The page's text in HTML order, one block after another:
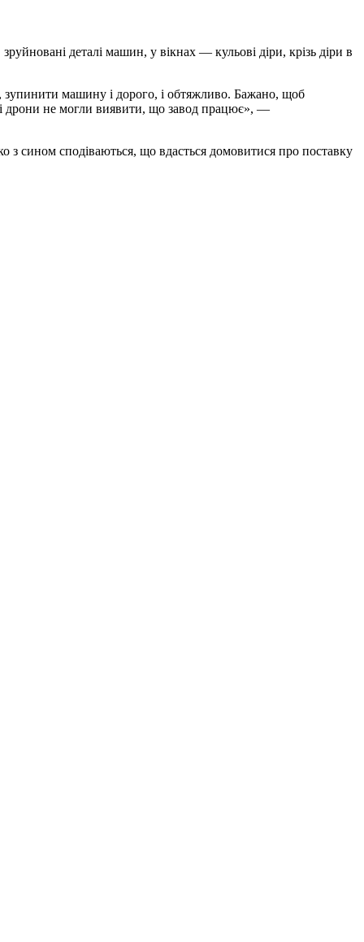
деталі машин, у вікнах — кульові діри, крізь діри в
машину і дорого, і обтяжливо. Бажано, щоб
дрони не могли виявити, що завод працює», —
з сином сподіваються, що вдасться домовитися про поставку